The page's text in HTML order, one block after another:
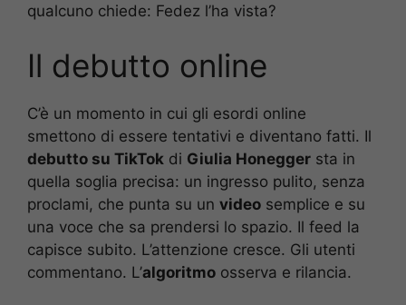
qualcuno chiede: Fedez l’ha vista?
Il debutto online
C’è un momento in cui gli esordi online
smettono di essere tentativi e diventano fatti. Il
debutto su TikTok di Giulia Honegger sta in
quella soglia precisa: un ingresso pulito, senza
proclami, che punta su un video semplice e su
una voce che sa prendersi lo spazio. Il feed la
capisce subito. L’attenzione cresce. Gli utenti
commentano. L’algoritmo osserva e rilancia.